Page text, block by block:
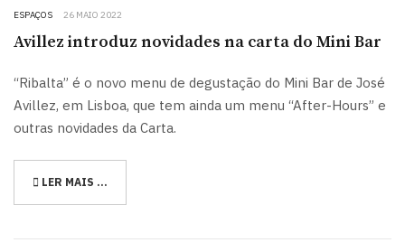
ESPAÇOS 26 MAIO 2022
Avillez introduz novidades na carta do Mini Bar
“Ribalta” é o novo menu de degustação do Mini Bar de José
Avillez, em Lisboa, que tem ainda um menu “After-Hours” e
outras novidades da Carta.
LER MAIS …